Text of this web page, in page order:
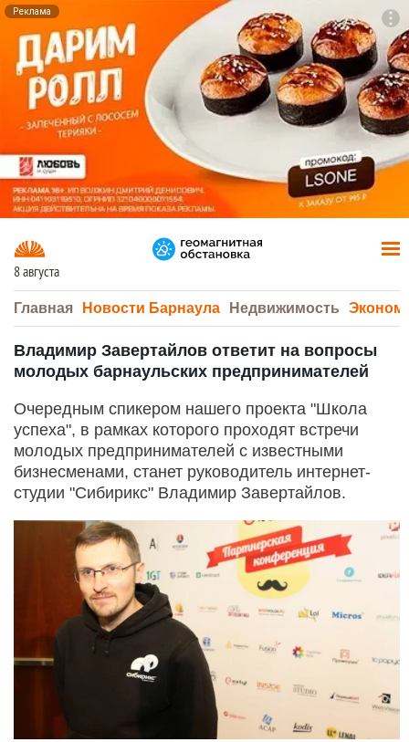
Реклама
8 августа
Главная Новости Барнаула Недвижимость
Владимир Завертайлов ответит на вопросы
молодых барнаульских предпринимателей
Очередным спикером нашего проекта "Школа
успеха", в рамках которого проходят встречи
молодых предпринимателей с известными
бизнесменами, станет руководитель интернет-
студии "Сибирикс" Владимир Завертайлов.